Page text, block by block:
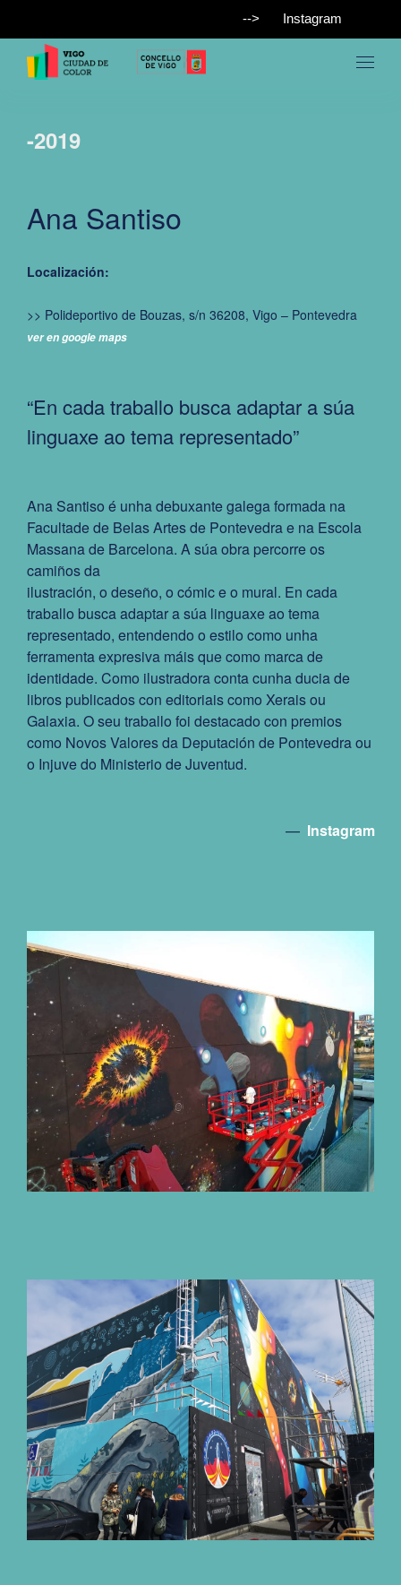
--> Instagram
-2019
Ana Santiso
Localización:
>> Polideportivo de Bouzas, s/n 36208, Vigo – Pontevedra
ver en google maps
“En cada traballo busca adaptar a súa
linguaxe ao tema representado”
Ana Santiso é unha debuxante galega formada na
Facultade de Belas Artes de Pontevedra e na Escola
Massana de Barcelona. A súa obra percorre os
camiños da
ilustración, o deseño, o cómic e o mural. En cada
traballo busca adaptar a súa linguaxe ao tema
representado, entendendo o estilo como unha
ferramenta expresiva máis que como marca de
identidade. Como ilustradora conta cunha ducia de
libros publicados con editoriais como Xerais ou
Galaxia. O seu traballo foi destacado con premios
como Novos Valores da Deputación de Pontevedra ou
o Injuve do Ministerio de Juventud.
— Instagram